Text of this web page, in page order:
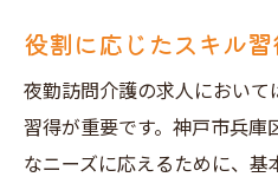
役割に応じたスキル
夜勤訪問介護の求人におい
習得が重要です。神戸市兵庫
なニーズに応えるために、基